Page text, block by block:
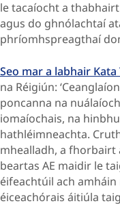
le tacaíocht a
agus do ghnólachtaí
phríomhspreagthaí
Seo mar a labhair
na Réigiún:
poncanna na
iomaíochais, na
hathléimneachta.
mhealladh, a fhorbairt
beartas AE maidir le
éifeachtúil ach
éiceachórais áitiúla